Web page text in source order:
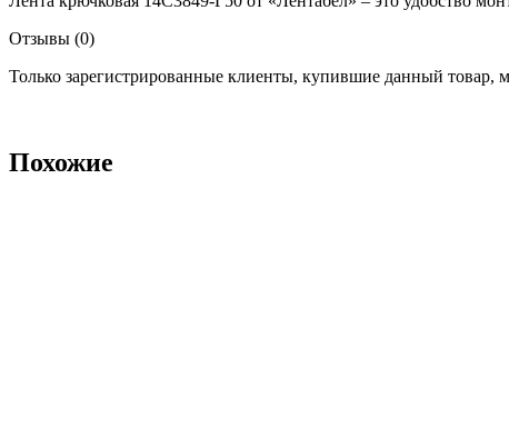
Отзывы (0)
Только зарегистрированные клиенты, купившие данный товар,
Похожие